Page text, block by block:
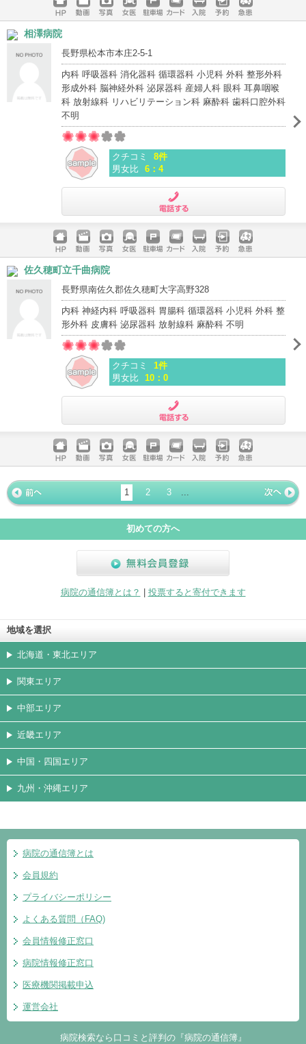
ホームペ
ージ
動画 写真 女医 駐車場
クレジッ
入院 予約 急患
相澤病院
長野県松本市本庄2-5-1
内科 呼吸器科 消化器科 循環器科 小児科 外科 整形外科
形成外科 脳神経外科 泌尿器科 産婦人科 眼科 耳鼻咽喉
科 放射線科 リハビリテーション科 麻酔科 歯科口腔外科
不明
クチコミ
8件
男女比 6：4
ホームペ
ージ
動画 写真 女医 駐車場
クレジッ
入院 予約 急患
佐久穂町立千曲病院
長野県南佐久郡佐久穂町大字高野328
内科 神経内科 呼吸器科 胃腸科 循環器科 小児科 外科 整
形外科 皮膚科 泌尿器科 放射線科 麻酔科 不明
クチコミ
1件
男女比
10：0
ホームペ
ージ
動画 写真 女医 駐車場
クレジッ
トカード
入院 予約 急患
« 前ペー
ジ
1 2 3
次ページ
»
初めての方へ
病院の通信簿とは？
投票すると寄付できます
地域を選択
北海道・東北エリア
関東エリア
中部エリア
近畿エリア
中国・四国エリア
九州・沖縄エリア
病院の通信簿とは
会員規約
プライバシーポリシー
よくある質問（FAQ)
会員情報修正窓口
病院情報修正窓口
医療機関掲載申込
運営会社
病院検索なら口コミと評判の『病院の通信簿』